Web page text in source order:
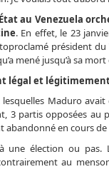
au Venezuela
. En effet, le 23
président
mené jusqu’à sa
légal et
Maduro
3 partis opposées
abandonné en cours
une élection ou
au